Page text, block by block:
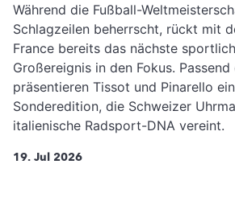
Während die Fußball-
Schlagzeilen beherrscht, rückt mit
France bereits das nächste
Großereignis in den Fokus. Passend
präsentieren Tissot und Pinarello
Sonderedition, die Schweizer
italienische Radsport-DNA vereint.
19. Jul 2026